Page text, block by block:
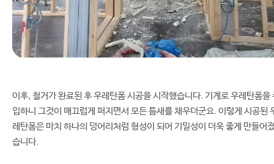
이후, 철거가 완료된 후 우레탄폼 시공을 시작했습니다. 기계로 우레탄폼을
입하니 그것이 매끄럽게 퍼지면서 모든 틈새를 채우더군요. 이렇게 시공된
레탄폼은 마치 하나의 덩어리처럼 형성이 되어 기밀성이 더욱 좋게 만들어
습니다.